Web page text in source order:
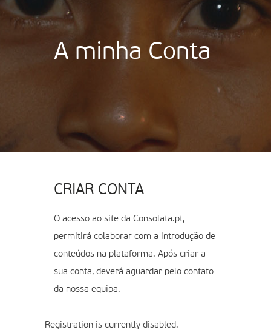
A minha Conta
CRIAR CONTA
O acesso ao site da Consolata.pt,
permitirá colaborar com a introdução de
conteúdos na plataforma. Após criar a
sua conta, deverá aguardar pelo contato
da nossa equipa.
Registration is currently disabled.